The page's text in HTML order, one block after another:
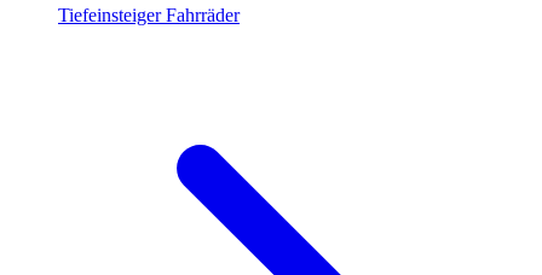
Tiefeinsteiger Fahrräder